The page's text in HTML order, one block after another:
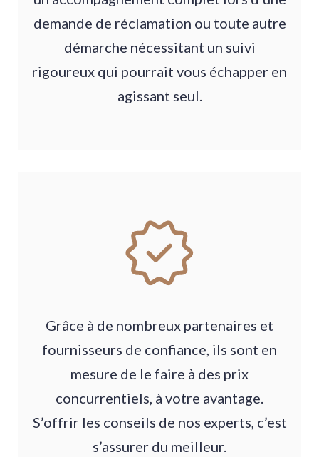
demande de réclamation ou toute autre
démarche nécessitant un suivi
rigoureux qui pourrait vous échapper en
agissant seul.
Grâce à de nombreux partenaires et
fournisseurs de confiance, ils sont en
mesure de le faire à des prix
concurrentiels, à votre avantage.
S’offrir les conseils de nos experts, c’est
s’assurer du meilleur.